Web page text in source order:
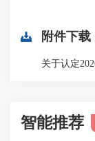
附件下载
关于认定
智能推荐